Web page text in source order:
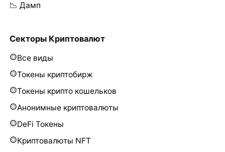
📉 Дамп
Секторы Криптовалют
Все виды
Токены криптобирж
Токены крипто кошельков
Анонимные криптовалюты
DeFi Токены
Криптовалюты NFT